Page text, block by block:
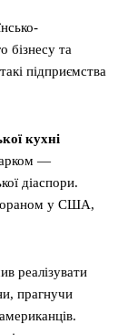
бізнесу та
підприємства
кухні
—
діаспори.
у США,
реалізувати
прагнучи